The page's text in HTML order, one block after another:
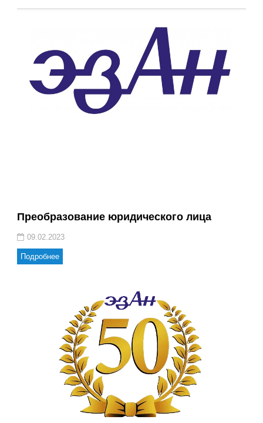
Преобразование юридического лица
09.02.2023
Подробнее